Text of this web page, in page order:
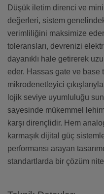
Düşük iletim direnci ve
değerleri, sistem
verimliliğini maksimize
toleransları, devrenizi
dayanıklı hale getirerek
eder. Hassas gate ve base
mikrodenetleyici
lojik seviye uyumluluğu
sayesinde mükemmel
karşı dirençlidir. Hem
karmaşık dijital güç
performansı arayan
standartlarda bir çözüm